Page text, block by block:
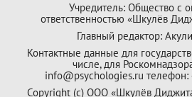
Учредитель: Общество с
ответственностью «Шкулёв
Главный редактор:
Контактные данные для
числе, для
info@psychologies.ru телефон:
Copyright (с) ООО «Шкулёв